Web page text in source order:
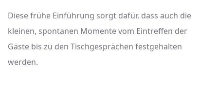
Diese frühe Einführung sorgt dafür, dass auch die
kleinen, spontanen Momente vom Eintreffen der
Gäste bis zu den Tischgesprächen festgehalten
werden.